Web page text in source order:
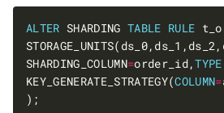
ALTER SHARDING TABLE RULE
SHARDING_COLUMN=order_id,TYPE
KEY_GENERATE_STRATEGY(COLUMN=